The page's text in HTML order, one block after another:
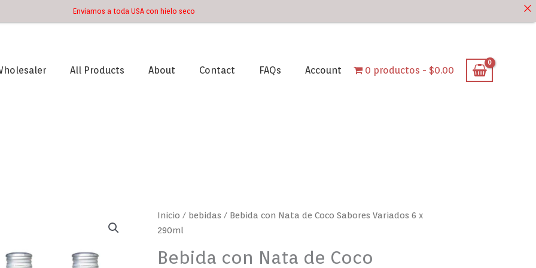
Enviamos a toda USA con hielo seco
All Products About Contact FAQs Account 0 productos $0.00
Inicio / bebidas / Bebida con Nata de Coco Sabores Variados 6 x
290ml
Bebida con Nata de Coco
Bebida
con
de